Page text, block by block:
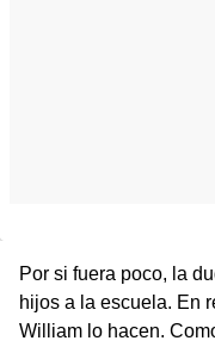
Por si fuera poco, la
hijos a la escuela. En
William lo hacen.